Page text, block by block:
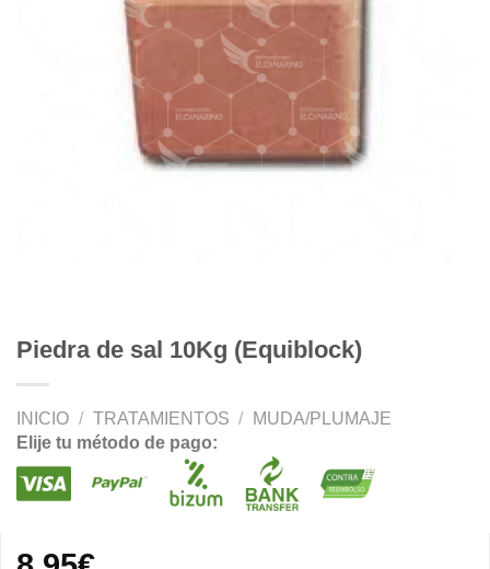
Piedra de sal 10Kg (Equiblock)
INICIO / TRATAMIENTOS /
MUDA/PLUMAJE
Elije tu método de pago: